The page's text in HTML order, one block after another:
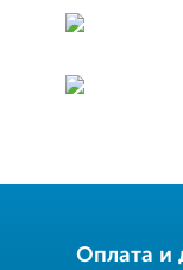
Оплата и